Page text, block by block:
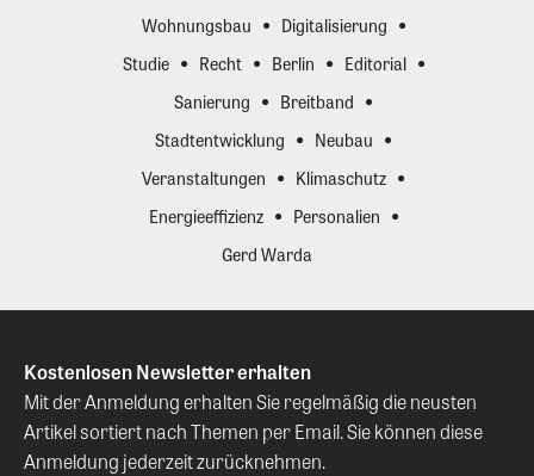
Wohnungsbau
Digitalisierung
Studie
Recht Berlin
Editorial
Sanierung
Breitband
Stadtentwicklung
Neubau
Veranstaltungen
Klimaschutz
Energieeffizienz
Personalien
Gerd Warda
Kostenlosen Newsletter erhalten
Mit der Anmeldung erhalten Sie regelmäßig die neusten
Artikel sortiert nach Themen per Email. Sie können diese
Anmeldung jederzeit zurücknehmen.